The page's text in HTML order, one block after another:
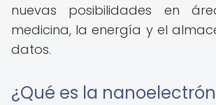
nuevas posibilidades en
medicina, la energía y el
datos.
¿Qué es la